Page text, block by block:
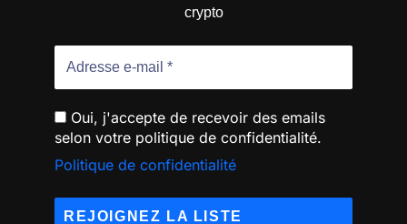
crypto
Oui, j'accepte de recevoir des emails
selon votre politique de confidentialité.
Politique de confidentialité